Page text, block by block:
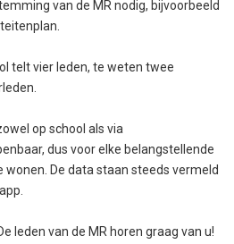
van de MR nodig, bijvoorbeeld
telt vier leden, te weten twee
op school als via
dus voor elke belangstellende
De data staan steeds vermeld
leden van de MR horen graag van u!